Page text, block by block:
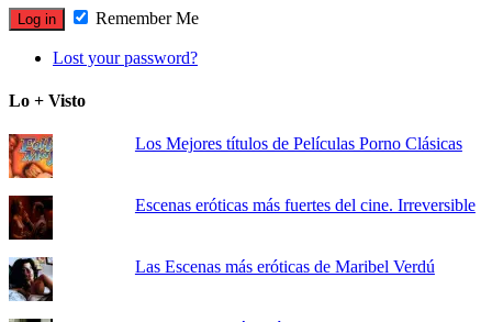
Remember Me
Lost your password?
Lo + Visto
Los Mejores títulos de Películas Porno Clásicas
Escenas eróticas más fuertes del cine. Irreversible
Las Escenas más eróticas de Maribel Verdú